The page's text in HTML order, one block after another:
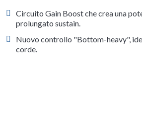
Circuito Gain Boost che crea una
prolungato sustain.
Nuovo controllo "Bottom-heavy",
corde.